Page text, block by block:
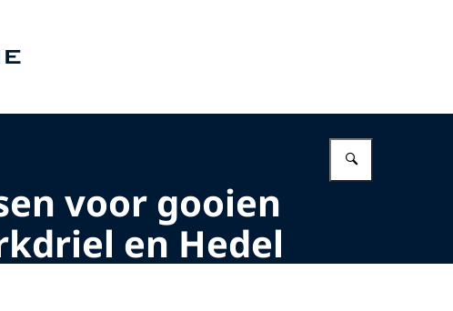
voor gooien
en Hedel